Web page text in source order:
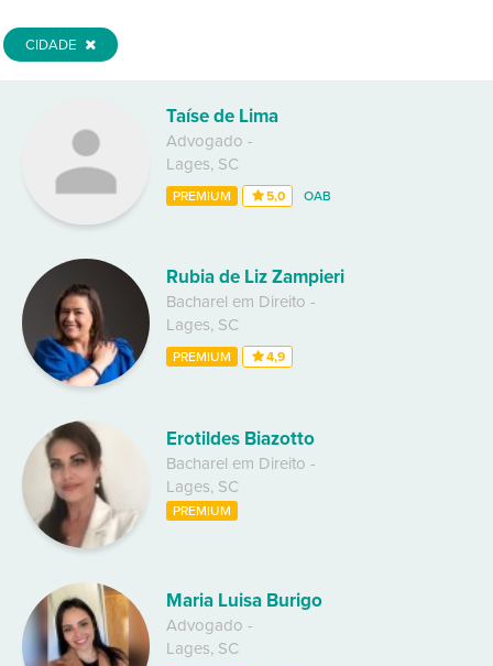
CIDADE
Taíse de Lima
Advogado -
Lages, SC
PREMIUM 5,0 OAB
Rubia de Liz Zampieri
Bacharel em Direito -
Lages, SC
PREMIUM 4,9
Erotildes Biazotto
Bacharel em Direito -
Lages, SC
PREMIUM
Maria Luisa Burigo
Advogado -
Lages, SC